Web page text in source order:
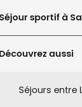
Séjour sportif à
Découvrez aussi
Séjours entre